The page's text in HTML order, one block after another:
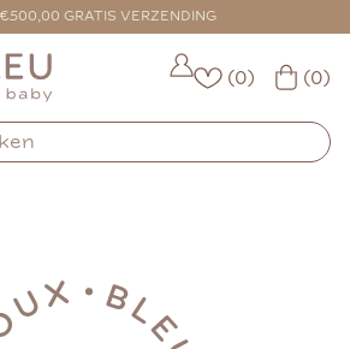
GRATIS VERZENDING
(0) (0)